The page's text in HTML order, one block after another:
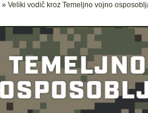
» Veliki vodič kroz Temeljno vojno